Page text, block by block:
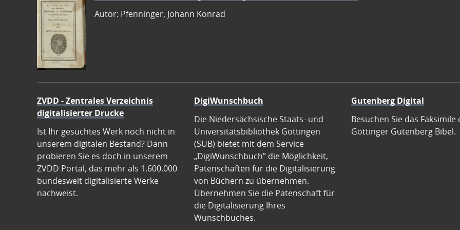
Autor: Pfenninger, Johann Konrad
ZVDD - Zentrales Verzeichnis
digitalisierter Drucke
Ist Ihr gesuchtes Werk noch nicht in
unserem digitalen Bestand? Dann
probieren Sie es doch in unserem
ZVDD Portal, das mehr als 1.600.000
bundesweit digitalisierte Werke
nachweist.
DigiWunschbuch
Die Niedersächsische Staats- und
Universitätsbibliothek Göttingen
(SUB) bietet mit dem Service
„DigiWunschbuch” die Möglichkeit,
Patenschaften für die Digitalisierung
von Büchern zu übernehmen.
Übernehmen Sie die Patenschaft für
die Digitalisierung Ihres
Wunschbuches.
Gutenberg Digital
Besuchen Sie das Faksimile
Göttinger Gutenberg Bibel.